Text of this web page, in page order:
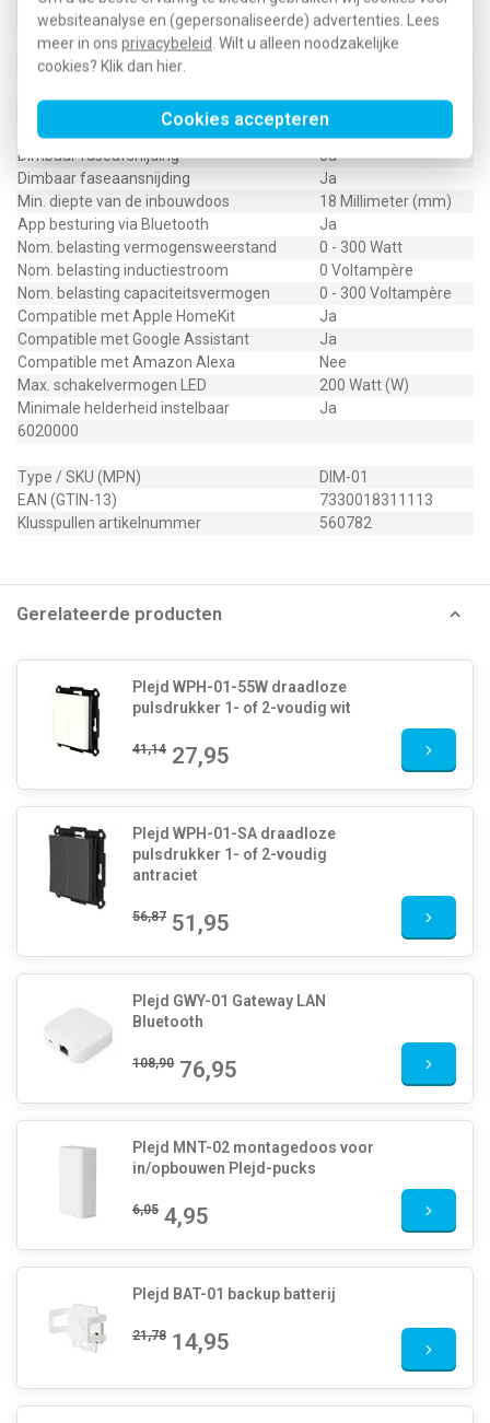
websiteanalyse en (gepersonaliseerde) advertenties. Lees
meer in ons privacybeleid . Wilt u alleen noodzakelijke
cookies? Klik dan hier
Cookies accepteren
Aderdoorsnede
millimeter
Schakelmateriaalbreedte
46 Millimeter (mm)
Schakelmateriaalhoogte
Aantal modules (bij modulair systeem)
Met IFTTT ondersteuning
Dimbaar faseafsnijding
Ja
Dimbaar faseaansnijding
Ja
Min. diepte van de inbouwdoos
18 Millimeter (mm)
App besturing via Bluetooth
Ja
Nom. belasting vermogensweerstand
0 - 300 Watt
Nom. belasting inductiestroom
0 Voltampère
Nom. belasting capaciteitsvermogen
0 - 300 Voltampère
Compatible met Apple HomeKit
Ja
Compatible met Google Assistant
Ja
Compatible met Amazon Alexa
Nee
Max. schakelvermogen LED
200 Watt (W)
Minimale helderheid instelbaar
Ja
6020000
Type / SKU (MPN)
DIM-01
EAN (GTIN-13)
7330018311113
Klusspullen artikelnummer
560782
Gerelateerde producten
Plejd WPH-01-55W draadloze
pulsdrukker 1- of 2-voudig wit
41,14 27,95
Plejd WPH-01-SA draadloze
pulsdrukker 1- of 2-voudig
antraciet
56,87 51,95
Plejd GWY-01 Gateway LAN
Bluetooth
108,90 76,95
Plejd MNT-02 montagedoos voor
in/opbouwen Plejd-pucks
6,05 4,95
Plejd BAT-01 backup batterij
21,78 14,95